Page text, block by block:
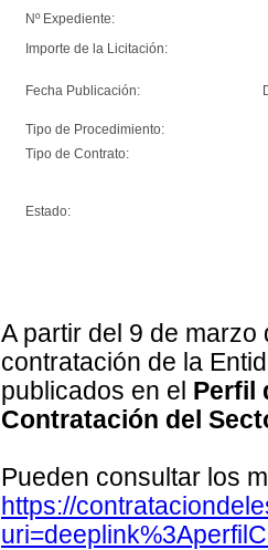
Nº Expediente:
Importe de la Licitación:
Fecha Publicación:
Tipo de Procedimiento:
Tipo de Contrato:
Estado:
A partir del 9 de
contratación de la
publicados en el Perfil
Contratación del
Pueden consultar los
https://